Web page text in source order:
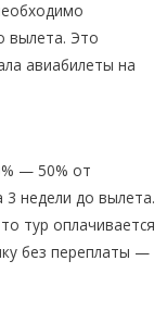
вылета. Это
авиабилеты на
— 50% от
3 недели до вылета.
тур оплачивается
без переплаты —